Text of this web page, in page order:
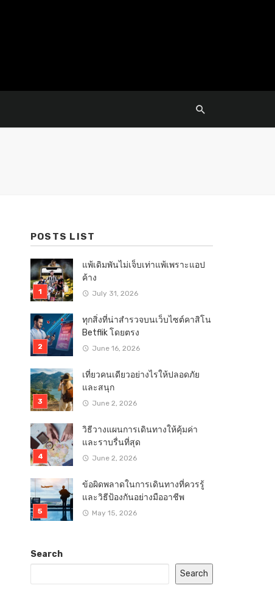
POSTS LIST
แพ้เดิมพันไม่เจ็บเท่าแพ้เพราะแอป
ค้าง
July 31, 2026
ทุกสิ่งที่น่าสำรวจบนเว็บไซต์คาสิโน
Betflik โดยตรง
June 16, 2026
เที่ยวคนเดียวอย่างไรให้ปลอดภัย
และสนุก
June 2, 2026
วิธีวางแผนการเดินทางให้คุ้มค่า
และราบรื่นที่สุด
June 2, 2026
ข้อผิดพลาดในการเดินทางที่ควรรู้
และวิธีป้องกันอย่างมืออาชีพ
May 15, 2026
Search
Search